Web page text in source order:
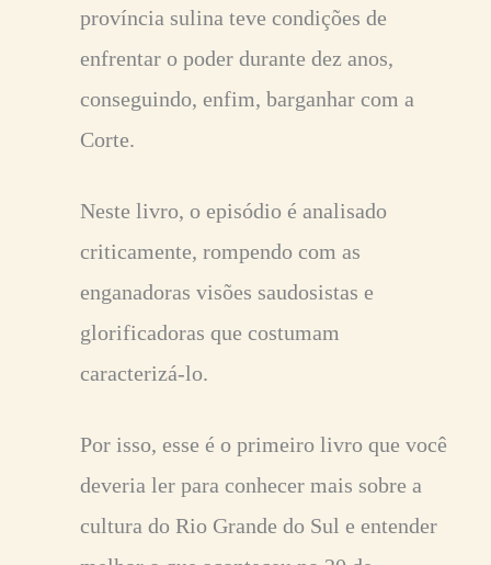
província sulina teve condições de
enfrentar o poder durante dez anos,
conseguindo, enfim, barganhar com a
Corte.
Neste livro, o episódio é analisado
criticamente, rompendo com as
enganadoras visões saudosistas e
glorificadoras que costumam
caracterizá-lo.
Por isso, esse é o primeiro livro que você
deveria ler para conhecer mais sobre a
cultura do Rio Grande do Sul e entender